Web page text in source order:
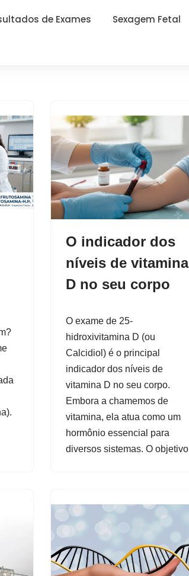
de Exames Sexagem Fetal
O indicador dos
níveis de vitamina
D no seu corpo
O exame de 25-
hidroxivitamina D (ou
Calcidiol) é o principal
indicador dos níveis de
vitamina D no seu corpo.
Embora a chamemos de
vitamina, ela atua como um
hormônio essencial para
diversos sistemas. O objetivo